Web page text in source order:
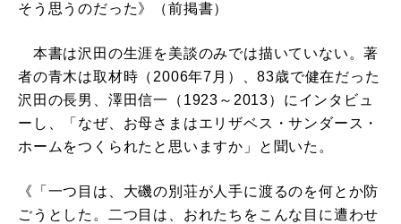
そう思うのだった》（前掲書）
本書は沢田の生涯を美談のみでは描いていない。著
者の青木は取材時（2006年7月）、83歳で健在だった
沢田の長男、澤田信一（1923～2013）にインタビュ
ーし、「なぜ、お母さまはエリザベス・サンダース・
ホームをつくられたと思いますか」と聞いた。
《「一つ目は、大磯の別荘が人手に渡るのを何とか防
ごうとした。二つ目は、おれたちをこんな目に遭わせ